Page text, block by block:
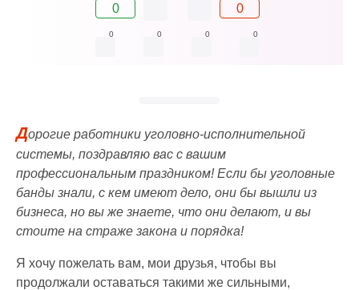
0 0
0 0 0 0
Дорогие работники уголовно-исполнительной
системы, поздравляю вас с вашим
профессиональным праздником! Если бы уголовные
банды знали, с кем имеют дело, они бы вышли из
бизнеса, но вы же знаете, что они делают, и вы
стоите на страже закона и порядка!
Я хочу пожелать вам, мои друзья, чтобы вы
продолжали оставаться такими же сильными,